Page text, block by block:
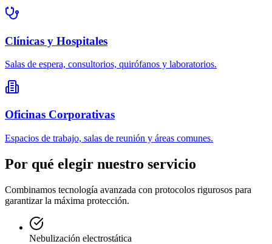
Clínicas y Hospitales
Salas de espera, consultorios, quirófanos y laboratorios.
Oficinas Corporativas
Espacios de trabajo, salas de reunión y áreas comunes.
Por qué elegir nuestro servicio
Combinamos tecnología avanzada con protocolos rigurosos para
garantizar la máxima protección.
Nebulización electrostática